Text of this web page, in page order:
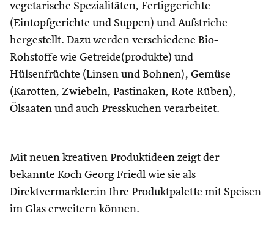
vegetarische Spezialitäten, Fertiggerichte
(Eintopfgerichte und Suppen) und Aufstriche
hergestellt. Dazu werden verschiedene Bio-
Rohstoffe wie Getreide(produkte) und
Hülsenfrüchte (Linsen und Bohnen), Gemüse
(Karotten, Zwiebeln, Pastinaken, Rote Rüben),
Ölsaaten und auch Presskuchen verarbeitet.
Mit neuen kreativen Produktideen zeigt der
bekannte Koch Georg Friedl wie sie als
Direktvermarkter:in Ihre Produktpalette mit Speisen
im Glas erweitern können.